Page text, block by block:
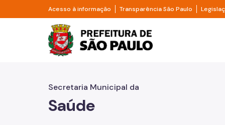
Pular para o Conteúdo principal
Acesso à informação Divisor de acesso à informação
Transparência São Paulo Divisor
Prefeitura de São
Secretaria Municipal da
Saúde